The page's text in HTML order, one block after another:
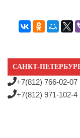
САНКТ-
+7(812) 766-02-07
+7(812) 971-102-4